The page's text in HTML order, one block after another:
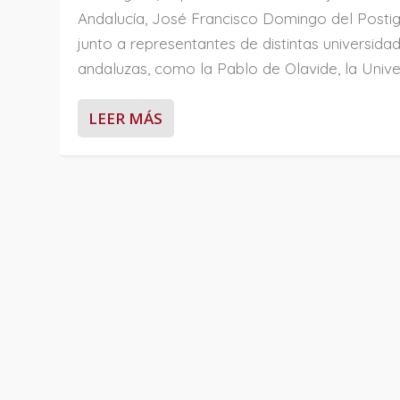
Andalucía, José Francisco Domingo del
junto a representantes de distintas
andaluzas, como la Pablo de Olavide, la
LEER MÁS